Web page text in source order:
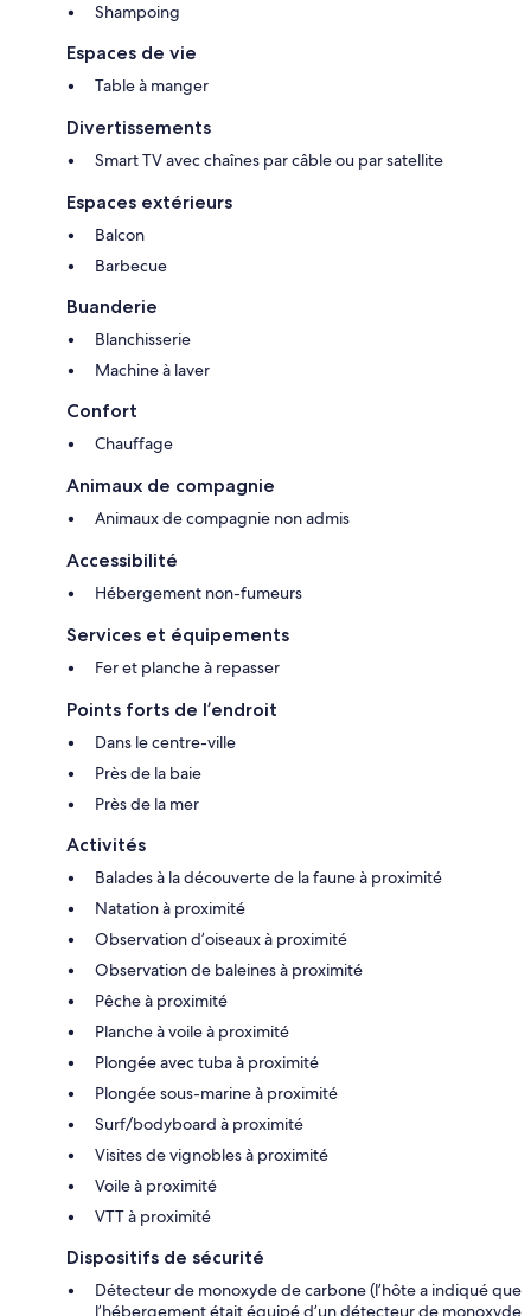
Shampoing
Espaces de vie
Table à manger
Divertissements
Smart TV avec chaînes par câble ou par satellite
Espaces extérieurs
Balcon
Barbecue
Buanderie
Blanchisserie
Machine à laver
Confort
Chauffage
Animaux de compagnie
Animaux de compagnie non admis
Accessibilité
Hébergement non-fumeurs
Services et équipements
Fer et planche à repasser
Points forts de l’endroit
Dans le centre-ville
Près de la baie
Près de la mer
Activités
Balades à la découverte de la faune à proximité
Natation à proximité
Observation d’oiseaux à proximité
Observation de baleines à proximité
Pêche à proximité
Planche à voile à proximité
Plongée avec tuba à proximité
Plongée sous-marine à proximité
Surf/bodyboard à proximité
Visites de vignobles à proximité
Voile à proximité
VTT à proximité
Dispositifs de sécurité
Détecteur de monoxyde de carbone (l’hôte a indiqué que
l’hébergement était équipé d’un détecteur de monoxyde